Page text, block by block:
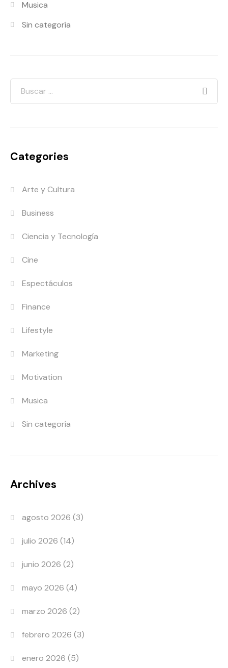
Musica
Sin categoría
Categories
Arte y Cultura
Business
Ciencia y Tecnología
Cine
Espectáculos
Finance
Lifestyle
Marketing
Motivation
Musica
Sin categoría
Archives
agosto 2026 (3)
julio 2026 (14)
junio 2026 (2)
mayo 2026 (4)
marzo 2026 (2)
febrero 2026 (3)
enero 2026 (5)